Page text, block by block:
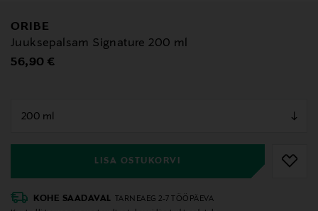
ORIBE
Juuksepalsam Signature 200 ml
Original Price
56,90 €
LISA OSTUKORVI
KOHE SAADAVAL TARNEAEG 2-7 TÖÖPÄEVA